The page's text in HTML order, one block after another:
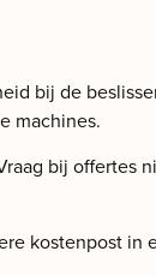
bij de
machines.
bij offertes
kostenpost